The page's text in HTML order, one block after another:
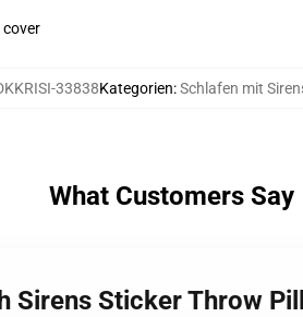
33838Kategorien:Schlafen mit
What Customers Say
Sticker Throw